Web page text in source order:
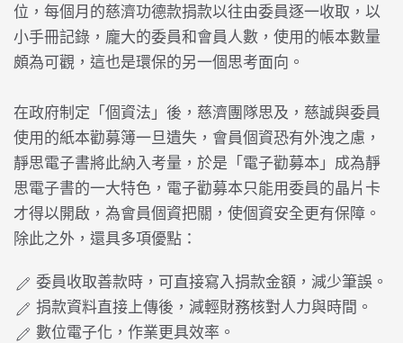
位，每個月的慈濟功德款捐款以往由委員逐一收取，以
小手冊記錄，龐大的委員和會員人數，使用的帳本數量
頗為可觀，這也是環保的另一個思考面向。
在政府制定「個資法」後，慈濟團隊思及，慈誠與委員
使用的紙本勸募簿一旦遺失，會員個資恐有外洩之慮，
靜思電子書將此納入考量，於是「電子勸募本」成為靜
思電子書的一大特色，電子勸募本只能用委員的晶片卡
才得以開啟，為會員個資把關，使個資安全更有保障。
除此之外，還具多項優點：
委員收取善款時，可直接寫入捐款金額，減少筆誤。
捐款資料直接上傳後，減輕財務核對人力與時間。
數位電子化，作業更具效率。